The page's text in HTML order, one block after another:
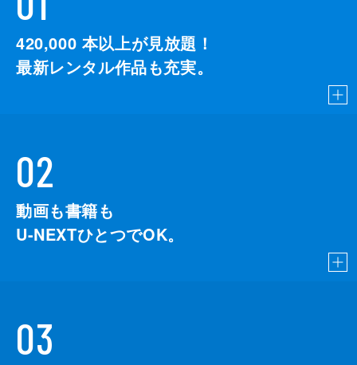
420,000 本以上が見放題！
最新レンタル作品も充実。
02
動画も書籍も
U-NEXTひとつでOK。
03